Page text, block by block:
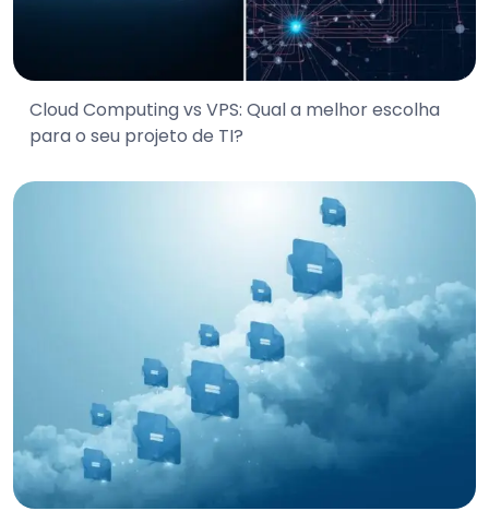
Cloud Computing vs VPS: Qual a melhor escolha
para o seu projeto de TI?